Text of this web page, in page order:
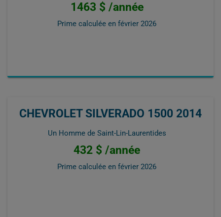
1463 $ /année
Prime calculée en février 2026
CHEVROLET SILVERADO 1500 2014
Un Homme de Saint-Lin-Laurentides
432 $ /année
Prime calculée en février 2026